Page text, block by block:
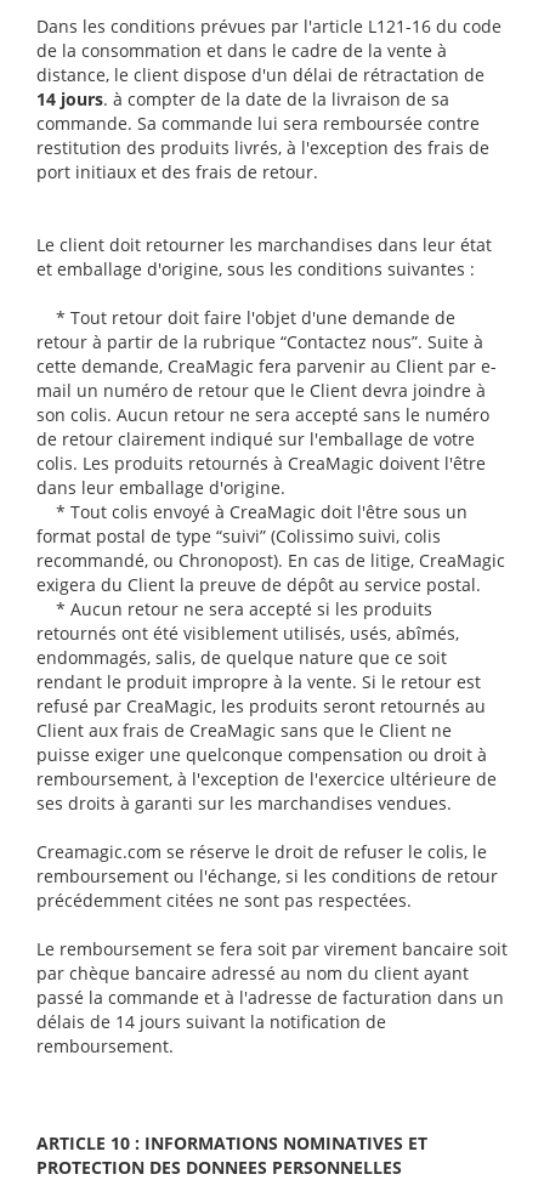
Dans les conditions prévues par l'article L121-16 du code
de la consommation et dans le cadre de la vente à
distance, le client dispose d'un délai de rétractation de
14 jours. à compter de la date de la livraison de sa
commande. Sa commande lui sera remboursée contre
restitution des produits livrés, à l'exception des frais de
port initiaux et des frais de retour.
Le client doit retourner les marchandises dans leur état
et emballage d'origine, sous les conditions suivantes :
* Tout retour doit faire l'objet d'une demande de
retour à partir de la rubrique “Contactez nous”. Suite à
cette demande, CreaMagic fera parvenir au Client par e-
mail un numéro de retour que le Client devra joindre à
son colis. Aucun retour ne sera accepté sans le numéro
de retour clairement indiqué sur l'emballage de votre
colis. Les produits retournés à CreaMagic doivent l'être
dans leur emballage d'origine.
* Tout colis envoyé à CreaMagic doit l'être sous un
format postal de type “suivi” (Colissimo suivi, colis
recommandé, ou Chronopost). En cas de litige, CreaMagic
exigera du Client la preuve de dépôt au service postal.
* Aucun retour ne sera accepté si les produits
retournés ont été visiblement utilisés, usés, abîmés,
endommagés, salis, de quelque nature que ce soit
rendant le produit impropre à la vente. Si le retour est
refusé par CreaMagic, les produits seront retournés au
Client aux frais de CreaMagic sans que le Client ne
puisse exiger une quelconque compensation ou droit à
remboursement, à l'exception de l'exercice ultérieure de
ses droits à garanti sur les marchandises vendues.
Creamagic.com se réserve le droit de refuser le colis, le
remboursement ou l'échange, si les conditions de retour
précédemment citées ne sont pas respectées.
Le remboursement se fera soit par virement bancaire soit
par chèque bancaire adressé au nom du client ayant
passé la commande et à l'adresse de facturation dans un
délais de 14 jours suivant la notification de
remboursement.
ARTICLE 10 : INFORMATIONS NOMINATIVES ET
PROTECTION DES DONNEES PERSONNELLES